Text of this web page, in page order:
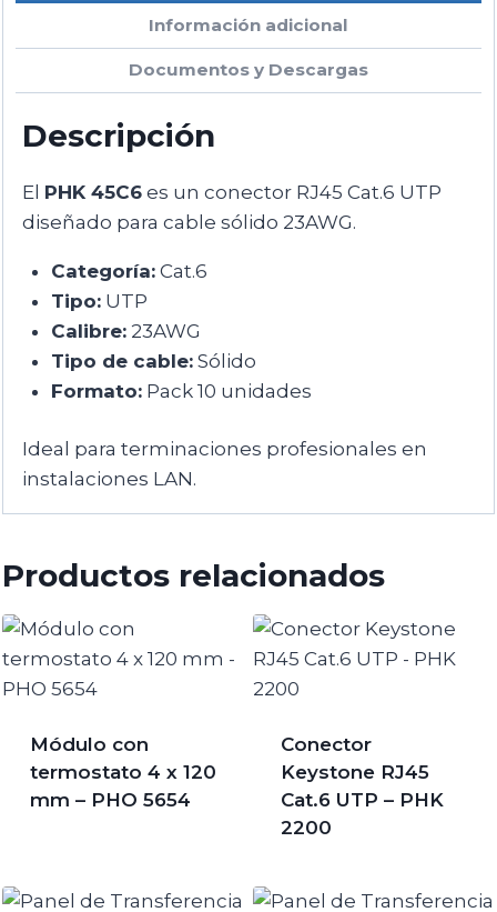
Información adicional
Documentos y Descargas
Descripción
El PHK 45C6 es un conector RJ45 Cat.6 UTP
diseñado para cable sólido 23AWG.
Categoría:Cat.6
Tipo:UTP
Calibre:23AWG
Tipo de cable:Sólido
Formato:Pack 10 unidades
Ideal para terminaciones profesionales en
instalaciones LAN.
Productos relacionados
Módulo con
termostato 4 x 120
mm – PHO 5654
Conector
Keystone RJ45
Cat.6 UTP – PHK
2200